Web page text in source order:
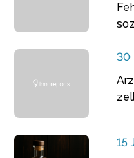
30
15